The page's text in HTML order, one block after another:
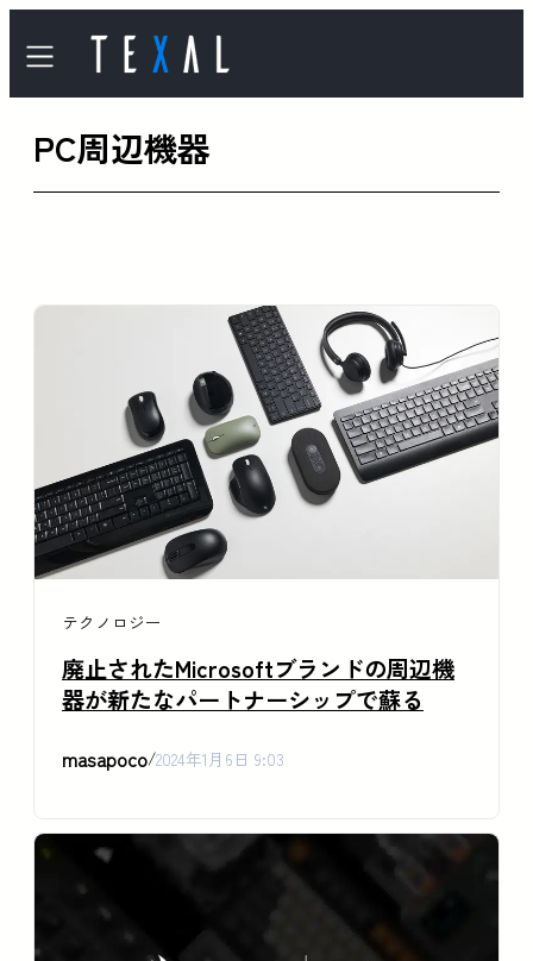
容
を
PC周辺機器
テクノロジー
廃止されたMicrosoftブランドの周辺機
器が新たなパートナーシップで蘇る
masapoco/2024年1月6日 9:03